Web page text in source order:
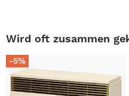
Wird oft zusammen
-5%